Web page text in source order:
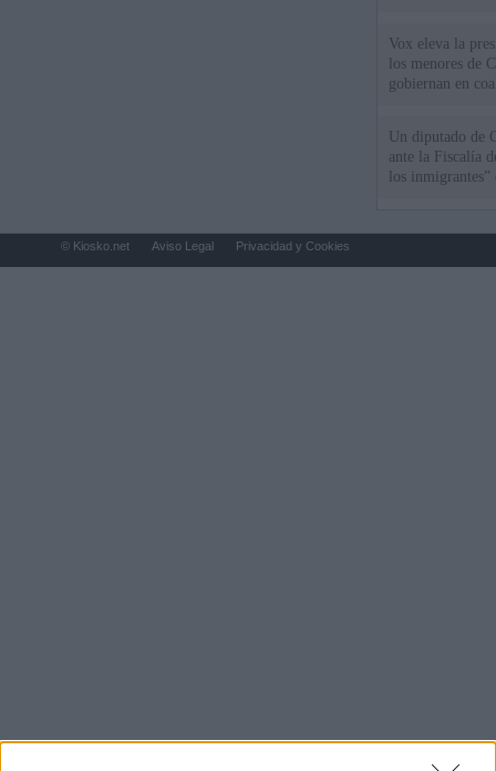
Vox eleva la
los menores de
gobiernan en
Un diputado de
ante la Fiscalía
los inmigrantes”
© Kiosko.net Aviso Legal Privacidad y Cookies